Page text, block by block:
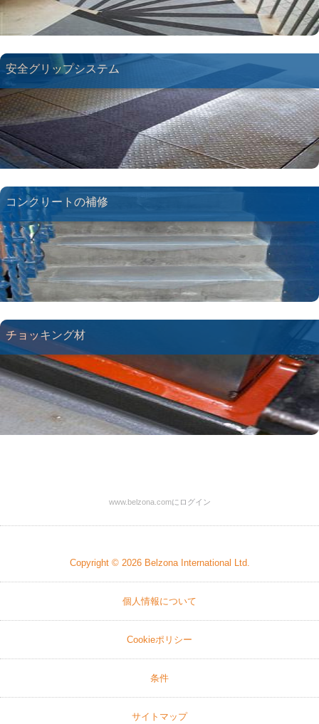
安全グリップシステム
コンクリートの補修
チョッキング材
www.belzona.comにログイン
Copyright © 2026 Belzona International Ltd.
個人情報について
Cookieポリシー
条件
サイトマップ